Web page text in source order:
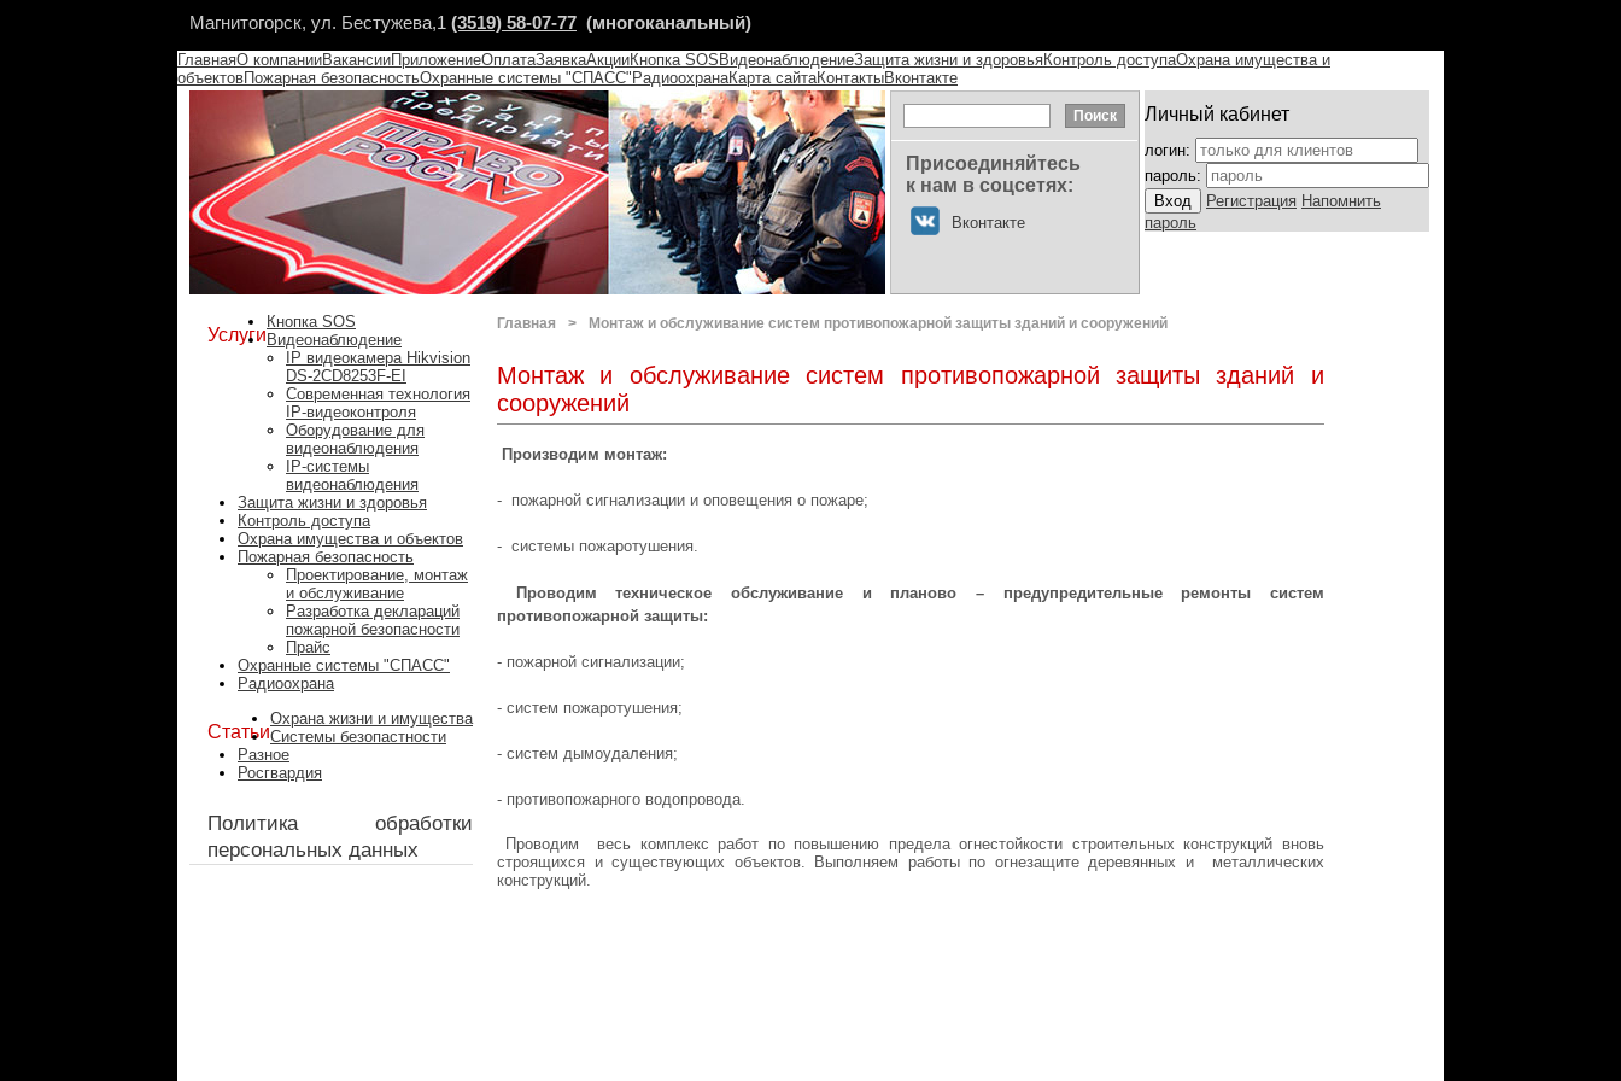
Магнитогорск, ул. Бестужева,1 (3519) 58-07-77 (многоканальный)
ГлавнаяО компанииВакансииПриложениеОплатаЗаявкаАкцииКнопка SOS ВидеонаблюдениеЗащита жизни и здоровьяКонтроль доступаОхрана имущества и
объектовПожарная безопасностьОхранные системы "СПАСС" РадиоохранаКарта сайтаКонтактыВконтакте
Присоединяйтесь
к нам в соцсетях:
Вконтакте
Личный кабинет
логин:
пароль:
Регистрация Напомнить
пароль
Услуги
Кнопка SOS
Видеонаблюдение
IP видеокамера Hikvision
DS-2CD8253F-EI
Современная технология
IP-видеоконтроля
Оборудование для
видеонаблюдения
IP-системы
видеонаблюдения
Защита жизни и здоровья
Контроль доступа
Охрана имущества и объектов
Пожарная безопасность
Проектирование, монтаж
и обслуживание
Разработка деклараций
пожарной безопасности
Прайс
Охранные системы "СПАСС"
Радиоохрана
Статьи
Охрана жизни и имущества
Системы безопастности
Разное
Росгвардия
Политика обработки
персональных данных
Главная > Монтаж и обслуживание систем противопожарной защиты зданий и сооружений
Монтаж и обслуживание систем противопожарной защиты зданий и
сооружений
Производим монтаж:
- пожарной сигнализации и оповещения о пожаре;
- системы пожаротушения.
Проводим техническое обслуживание и планово – предупредительные ремонты систем
противопожарной защиты:
- пожарной сигнализации;
- систем пожаротушения;
- систем дымоудаления;
- противопожарного водопровода.
Проводим весь комплекс работ по повышению предела огнестойкости строительных конструкций вновь
строящихся и существующих объектов. Выполняем работы по огнезащите деревянных и металлических
конструкций.